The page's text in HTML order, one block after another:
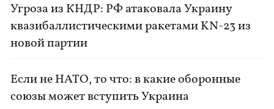
Угроза из КНДР: РФ атаковала Украину
квазибаллистическими ракетами KN-23 из
новой партии
Если не НАТО, то что: в какие оборонные
союзы может вступить Украина